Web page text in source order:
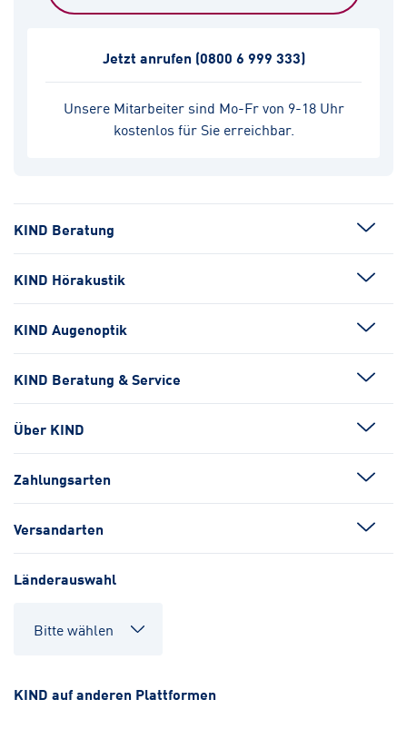
Unsere Mitarbeiter sind Mo-Fr von 9-18 Uhr
kostenlos für Sie erreichbar.
Jetzt anrufen (0800 6 999 333)
KIND Beratung
KIND Hörakustik
KIND Augenoptik
KIND Beratung & Service
Über KIND
Zahlungsarten
Versandarten
Länderauswahl
KIND auf anderen Plattformen